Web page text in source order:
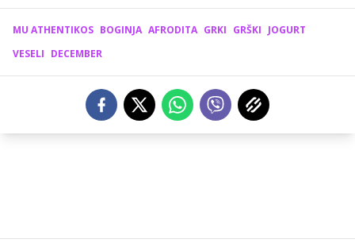
MU ATHENTIKOS BOGINJA AFRODITA GRKI GRŠKI JOGURT
VESELI DECEMBER